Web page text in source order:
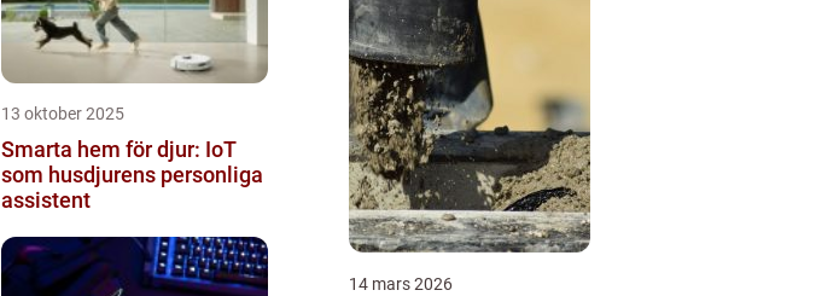
13 oktober 2025
Smarta hem för djur: IoT
som husdjurens personliga
assistent
14 mars 2026